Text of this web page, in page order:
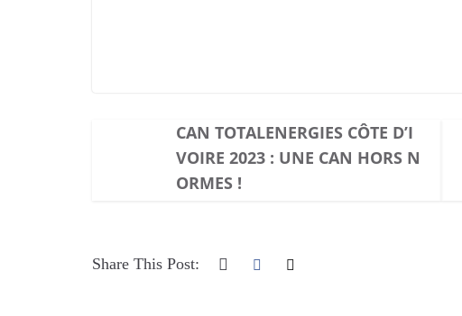
CAN TOTALENERGIES CÔTE D’I
VOIRE 2023 : UNE CAN HORS N
ORMES !
Share This Post: